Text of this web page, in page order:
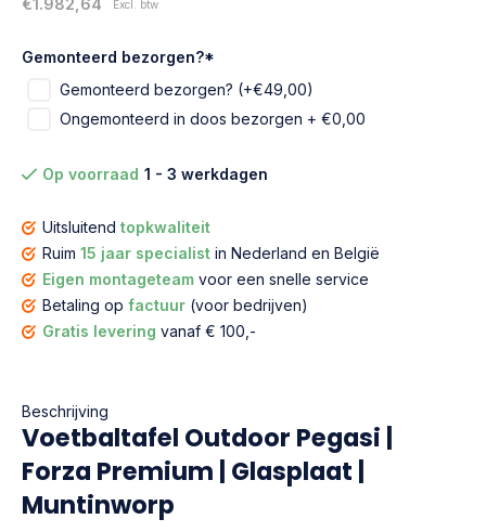
€1.982,64 Excl. btw
Gemonteerd bezorgen?*
Gemonteerd bezorgen? (+€49,00)
Ongemonteerd in doos bezorgen + €0,00
Op voorraad 1 - 3 werkdagen
Uitsluitend topkwaliteit
Ruim 15 jaar specialist in Nederland en België
Eigen montageteam voor een snelle service
Betaling op factuur (voor bedrijven)
Gratis levering vanaf € 100,-
Beschrijving
Voetbaltafel Outdoor Pegasi |
Forza Premium | Glasplaat |
Muntinworp